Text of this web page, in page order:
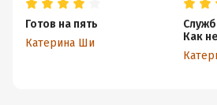
Готов на пять
Катерина Ши
Как